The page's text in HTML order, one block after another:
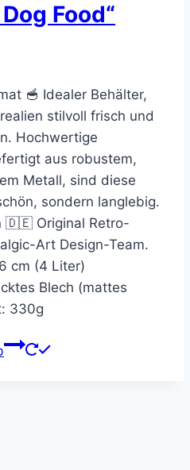
Food“
🥣 Idealer Behälter,
stilvoll frisch und
Hochwertige
aus robustem,
Metall, sind diese
sondern langlebig.
🇩🇪 Original Retro-
Art Design-Team.
cm (4 Liter)
Blech (mattes
330g